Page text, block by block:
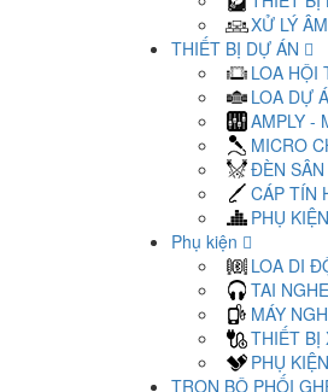
XỬ LÝ
THIẾT BỊ DỰ ÁN
LOA HỘI
LOA DỰ
AMPLY -
MICRO
ĐÈN SÂN
CÁP TÍN
PHỤ
Phụ kiện
LOA DI
TAI NGHE
MÁY
THIẾT BỊ
PHỤ
TRỌN BỘ PHỐI